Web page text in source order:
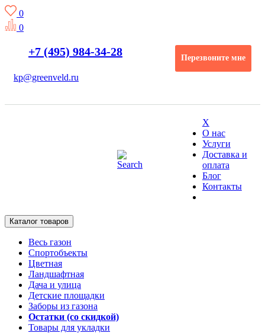
0
0
+7 (495) 984-34-28
kp@greenveld.ru
Перезвоните мне
X
О нас
Услуги
Доставка и
оплата
Блог
Контакты
Каталог товаров
Весь газон
Спортобъекты
Цветная
Ландшафтная
Дача и улица
Детские площадки
Заборы из газона
Остатки (со скидкой)
Товары для укладки